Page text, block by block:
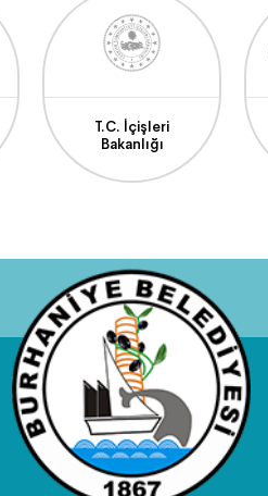
T.C. İçişleri
Bakanlığı